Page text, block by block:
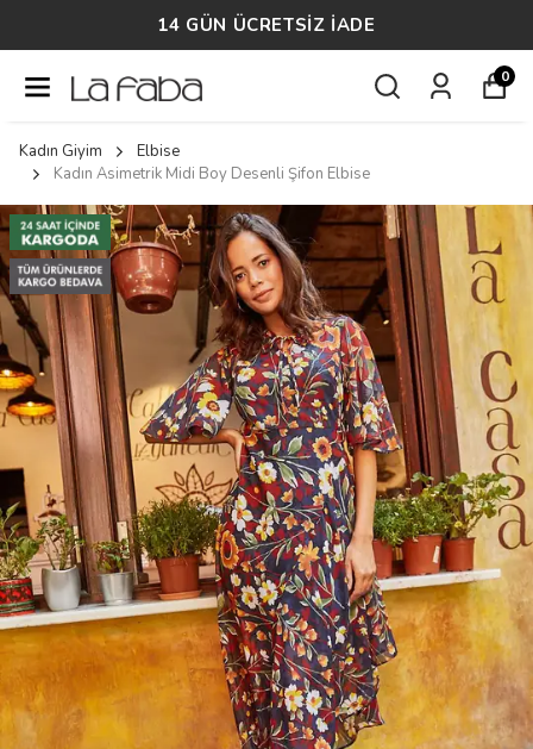
14 GÜN ÜCRETSİZ İADE
0
Kadın Giyim
Elbise
Kadın Asimetrik Midi Boy Desenli Şifon Elbise